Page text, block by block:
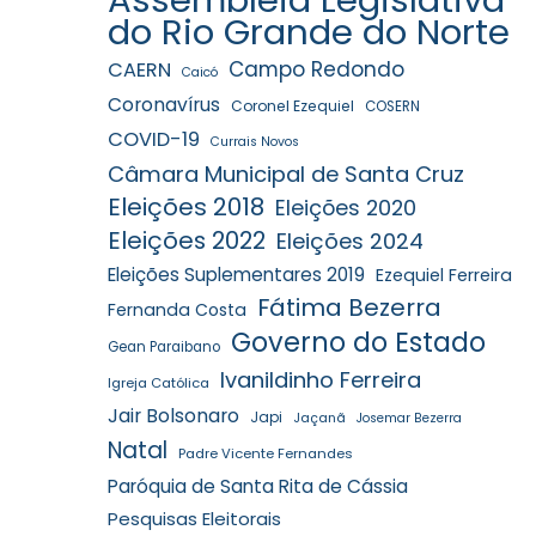
do Rio Grande do Norte
CAERN Caicó Campo Redondo
Coronavírus Coronel Ezequiel COSERN
COVID-19 Currais Novos
Câmara Municipal de Santa Cruz
Eleições 2018 Eleições 2020
Eleições 2022 Eleições 2024
Eleições Suplementares 2019 Ezequiel Ferreira
Fernanda Costa Fátima Bezerra
Gean Paraibano Governo do Estado
Igreja Católica Ivanildinho Ferreira
Jair Bolsonaro Japi Jaçanã Josemar Bezerra
Natal Padre Vicente Fernandes
Paróquia de Santa Rita de Cássia
Pesquisas Eleitorais